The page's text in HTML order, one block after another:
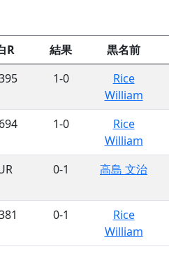
R 結果
黒名前
1-0
Rice
William
1-0
Rice
William
0-1 高島 文治
0-1
Rice
William